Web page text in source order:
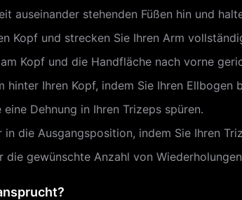
auseinander stehenden Füßen hin und
Kopf und strecken Sie Ihren Arm
Kopf und die Handfläche nach vorne
hinter Ihren Kopf, indem Sie Ihren Ellbogen
Dehnung in Ihren Trizeps spüren.
die Ausgangsposition, indem Sie Ihren
die gewünschte Anzahl von